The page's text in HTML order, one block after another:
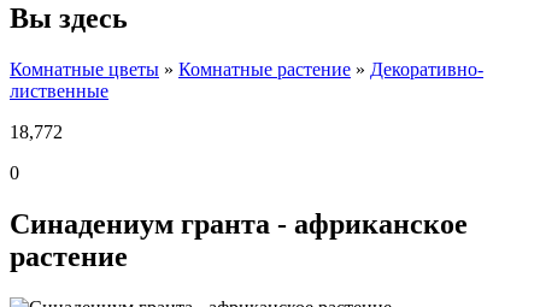
Вы здесь
Комнатные цветы » Комнатные растение » Декоративно-
лиственные
18,772
0
Синадениум гранта - африканское
растение